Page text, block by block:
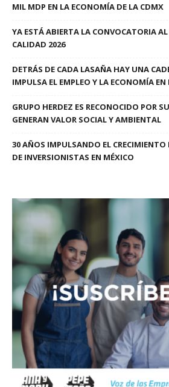
MIL MDP EN LA ECONOMÍA DE LA CDMX
YA ESTÁ ABIERTA LA CONVOCATORIA
CALIDAD 2026
DETRÁS DE CADA LASAÑA HAY UNA
IMPULSA EL EMPLEO Y LA ECONOMÍA EN
GRUPO HERDEZ ES RECONOCIDO POR
GENERAN VALOR SOCIAL Y AMBIENTAL
30 AÑOS IMPULSANDO EL CRECIMIENTO
DE INVERSIONISTAS EN MÉXICO